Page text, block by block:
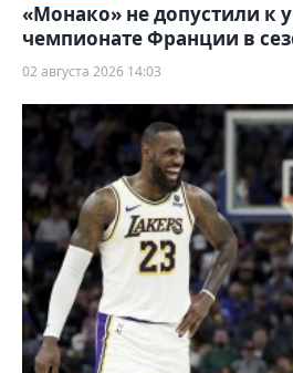
«Монако» не допустили к
чемпионате Франции в
02 августа 2026 14:03